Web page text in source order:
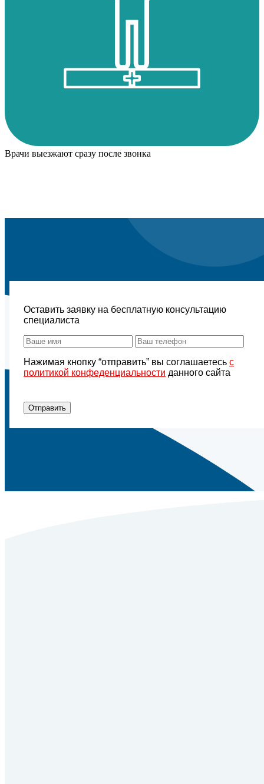
Врачи выезжают сразу после звонка
Оставить заявку на бесплатную консультацию
специалиста
Нажимая кнопку “отправить” вы соглашаетесь с
политикой конфеденциальности данного сайта
Отправить